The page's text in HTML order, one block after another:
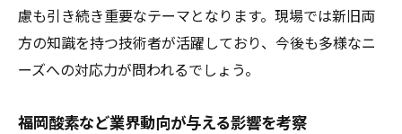
慮も引き続き重要なテーマとなります。現場では新旧両
方の知識を持つ技術者が活躍しており、今後も多様なニ
ーズへの対応力が問われるでしょう。
福岡酸素など業界動向が与える影響を考察